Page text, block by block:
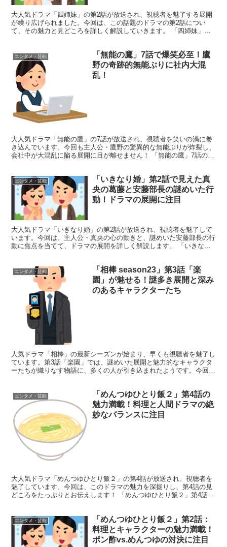
大人気ドラマ「四姉妹」の第2話が放送され、視聴者を魅了する展開
が繰り広げられました。今回は、この話題のドラマの第2話につい
て、その魅力と見どころを詳しく解説していきます。 「四姉妹」第2
エンタメ・芸能
「無能の鷹」7話で爆笑必至！鷹
野の奇跡的無能ぶりに社内大混
乱！
大人気ドラマ「無能の鷹」の7話が放送され、視聴者を笑いの渦に巻
き込んでいます。今回も主人公・鷹野の驚異的な無能ぶりが炸裂し、
会社中が大混乱に陥る展開に目が離せません！ 「無能の鷹」7話の見
エンタメ・芸能
「いきなり婚」第2話で見えた真
央の葛藤と安藤部長の謎めいた行
動！ドラマの展開に注目
大人気ドラマ「いきなり婚」の第2話が放送され、視聴者を魅了して
います。今回は、主人公・真央の心の動きと、謎めいた安藤部長の行
動に焦点を当てて、ドラマの展開を詳しく解説します。 「いきなり
エンタメ・芸能
「相棒 season23」第3話「楽
園」が魅せる！謎多き展開と深み
のあるキャラクターたち
人気ドラマ「相棒」の最新シーズンが始まり、早くも視聴者を魅了し
ています。第3話「楽園」では、謎めいた展開と魅力的なキャラクタ
ーたちが織りなす物語に、多くの人が引き込まれたようです。今回
エンタメ・芸能
「めんつゆひとり飯２」第4話の
魅力満載！料理と人間ドラマの絶
妙なバランスに注目
大人気ドラマ「めんつゆひとり飯２」の第4話が放送され、視聴者を
魅了しています。今回は、このドラマの魅力を深掘りし、第4話の見
どころをたっぷりとお伝えします！ 「めんつゆひとり飯２」第4話の
エンタメ・芸能
「めんつゆひとり飯２」第2話：
料理とキャラクターの魅力満載！
ポン酢vs.めんつゆの対決に注目